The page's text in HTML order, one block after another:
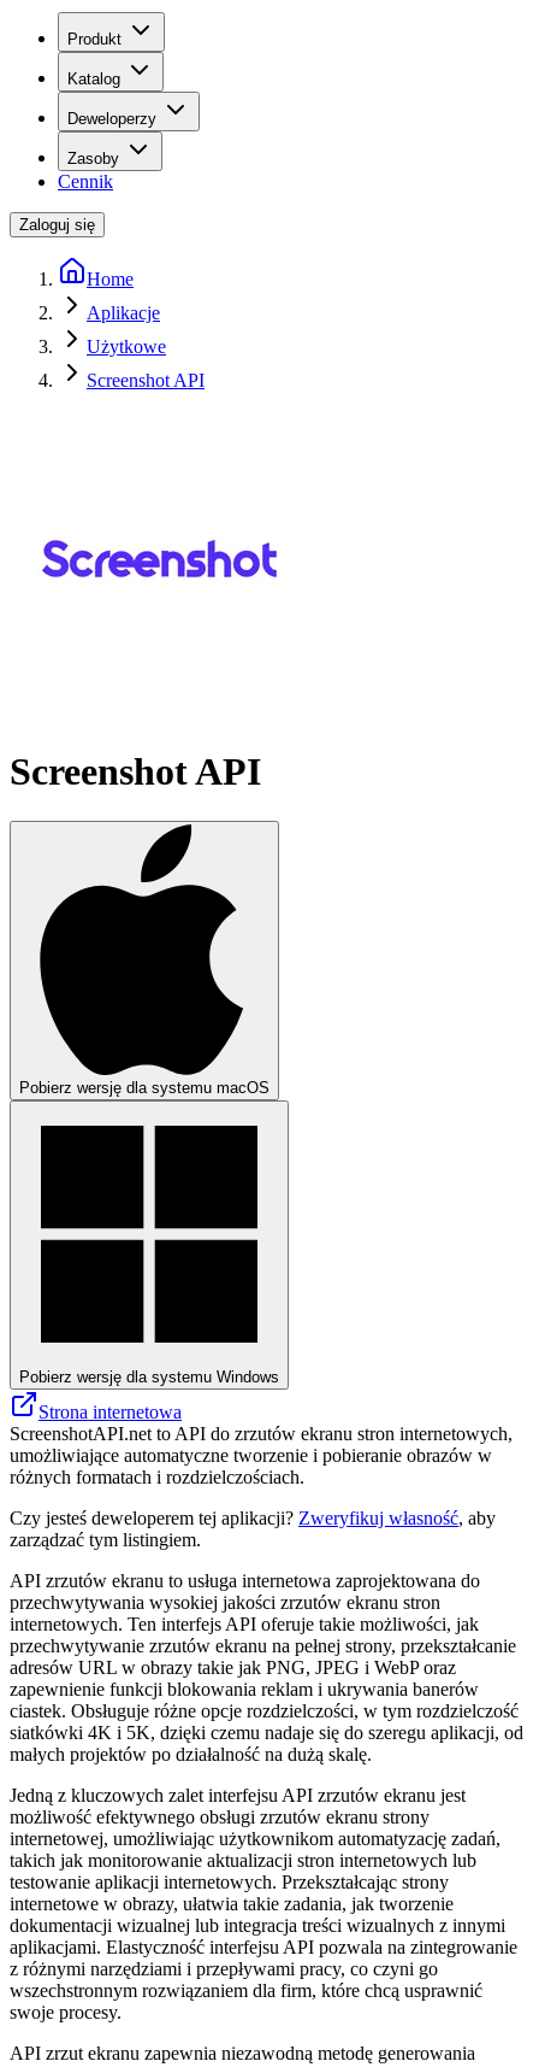
Produkt
Katalog
Deweloperzy
Zasoby
Cennik
Zaloguj się
Home
Aplikacje
Użytkowe
Screenshot API
Screenshot API
Pobierz wersję dla systemu macOS
Pobierz wersję dla systemu Windows
Strona internetowa
ScreenshotAPI.net to API do zrzutów ekranu stron internetowych,
umożliwiające automatyczne tworzenie i pobieranie obrazów w
różnych formatach i rozdzielczościach.
Czy jesteś deweloperem tej aplikacji? Zweryfikuj własność, aby
zarządzać tym listingiem.
API zrzutów ekranu to usługa internetowa zaprojektowana do
przechwytywania wysokiej jakości zrzutów ekranu stron
internetowych. Ten interfejs API oferuje takie możliwości, jak
przechwytywanie zrzutów ekranu na pełnej strony, przekształcanie
adresów URL w obrazy takie jak PNG, JPEG i WebP oraz
zapewnienie funkcji blokowania reklam i ukrywania banerów
ciastek. Obsługuje różne opcje rozdzielczości, w tym rozdzielczość
siatkówki 4K i 5K, dzięki czemu nadaje się do szeregu aplikacji, od
małych projektów po działalność na dużą skalę.
Jedną z kluczowych zalet interfejsu API zrzutów ekranu jest
możliwość efektywnego obsługi zrzutów ekranu strony
internetowej, umożliwiając użytkownikom automatyzację zadań,
takich jak monitorowanie aktualizacji stron internetowych lub
testowanie aplikacji internetowych. Przekształcając strony
internetowe w obrazy, ułatwia takie zadania, jak tworzenie
dokumentacji wizualnej lub integracja treści wizualnych z innymi
aplikacjami. Elastyczność interfejsu API pozwala na zintegrowanie
z różnymi narzędziami i przepływami pracy, co czyni go
wszechstronnym rozwiązaniem dla firm, które chcą usprawnić
swoje procesy.
API zrzut ekranu zapewnia niezawodną metodę generowania